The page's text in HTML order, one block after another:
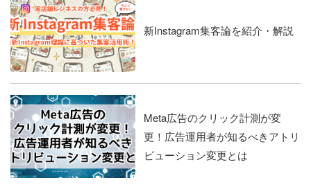
新Instagram集客論を紹介・解説
Meta広告のクリック計測が変
更！広告運用者が知るべきアトリ
ビューション変更とは